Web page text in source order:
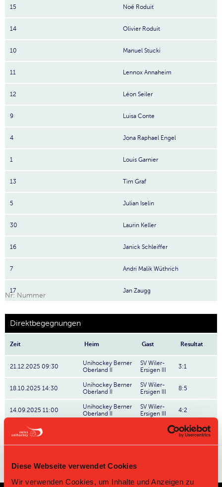
Diese Webseite verwendet Cookies
Wir verwenden Cookies, um Inhalte und Anzeigen zu
15 Noé Roduit
14 Olivier Roduit
10 Manuel Stucki
11 Lennox Annaheim
12 Léon Seiler
9 Luisa Conte
4 Jona Raphael Engel
1 Louis Garnier
13 Tim Graf
5 Julian Iselin
30 Laurin Keller
16 Janick Schleiffer
7 Andri Malik Wüthrich
17 Jan Zaugg
Nr: Nummer
Direktbegegnungen
Zeit Heim Gast Resultat
21.12.2025 09:30
Unihockey Berner
Oberland II
SV Wiler-
Ersigen III
3:1
18.10.2025 14:30
Unihockey Berner
Oberland II
SV Wiler-
Ersigen III
8:5
14.09.2025 11:00
Unihockey Berner
Oberland II
SV Wiler-
Ersigen III
4:2